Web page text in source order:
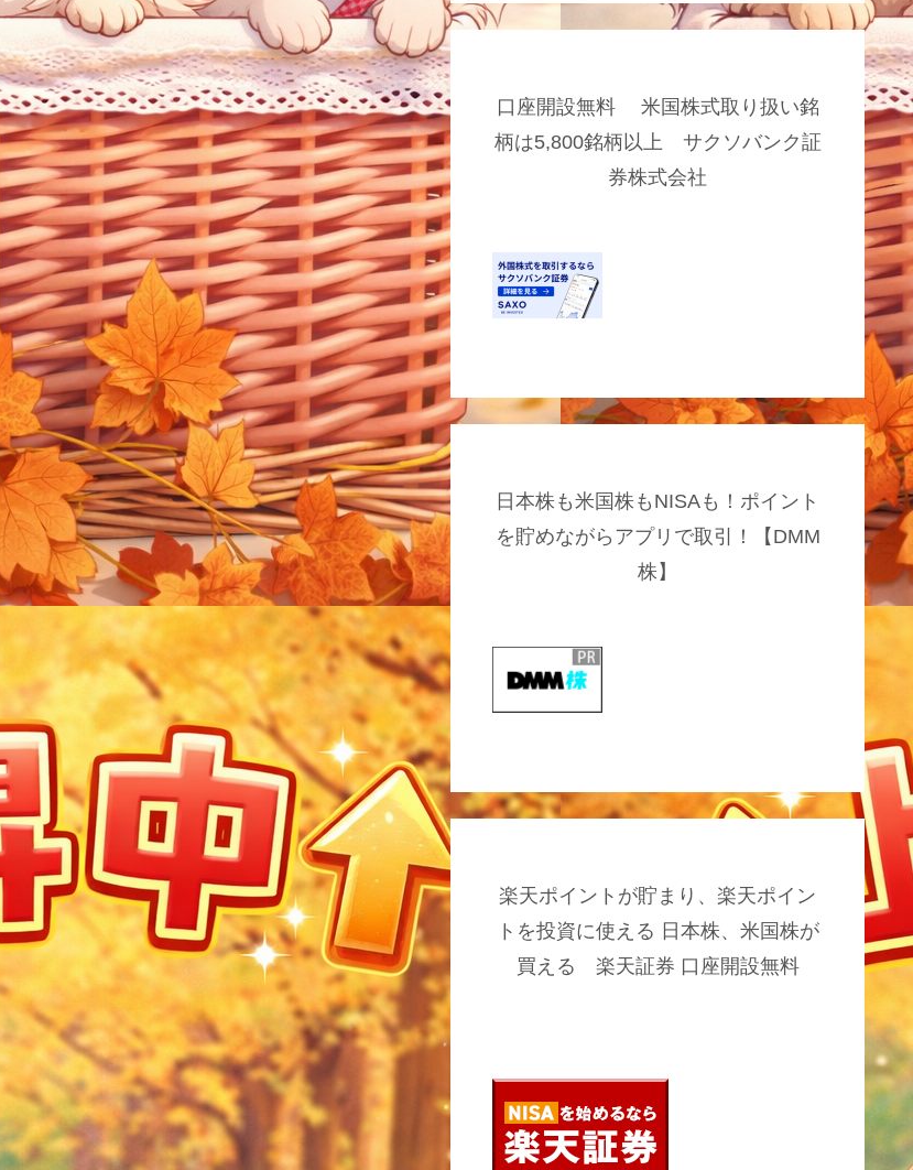
口座開設無料 米国株式取り扱い銘
柄は5,800銘柄以上 サクソバンク証
券株式会社
日本株も米国株もNISAも！ポイント
を貯めながらアプリで取引！【DMM
株】
楽天ポイントが貯まり、楽天ポイン
トを投資に使える 日本株、米国株が
買える 楽天証券 口座開設無料